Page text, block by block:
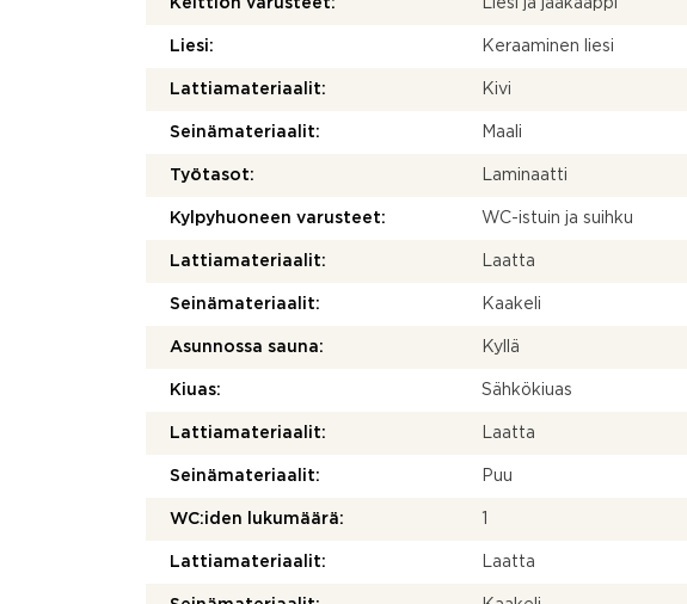
Keittiön varusteet: Liesi ja jääkaappi
Liesi: Keraaminen liesi
Lattiamateriaalit: Kivi
Seinämateriaalit: Maali
Työtasot: Laminaatti
Kylpyhuoneen varusteet: WC-istuin ja suihku
Lattiamateriaalit: Laatta
Seinämateriaalit: Kaakeli
Asunnossa sauna: Kyllä
Kiuas: Sähkökiuas
Lattiamateriaalit: Laatta
Seinämateriaalit: Puu
WC:iden lukumäärä:
Lattiamateriaalit: Laatta